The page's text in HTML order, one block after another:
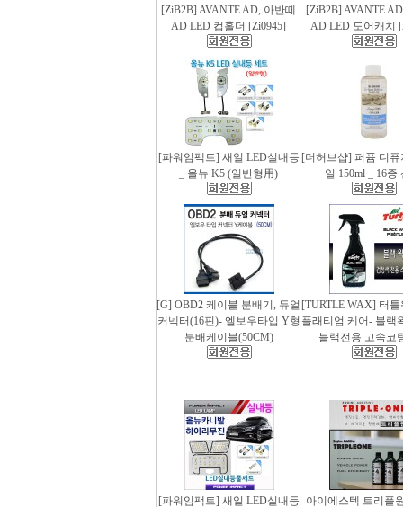
[ZiB2B] AVANTE AD, 아반떼
AD LED 컵홀더 [Zi0945]
[ZiB2B] AVANTE
AD LED 도어캐치
[파워임팩트] 새일 LED실내등
_ 올뉴 K5 (일반형用)
[더허브샵] 퍼퓸 디
일 150ml _ 16종
[G] OBD2 케이블 분배기, 듀얼
커넥터(16핀)- 엘보우타입 Y형
분배케이블(50CM)
[TURTLE WAX] 터
플래티엄 케어- 블랙
블랙전용 고속코
[파워임팩트] 새일 LED실내등 아이에스텍 트리플